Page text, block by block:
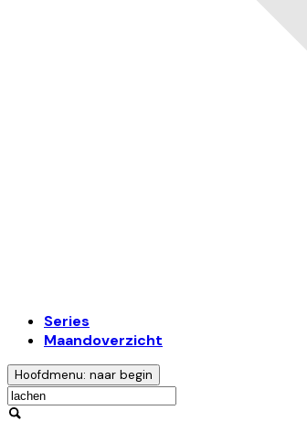
Series
Maandoverzicht
Hoofdmenu: naar begin